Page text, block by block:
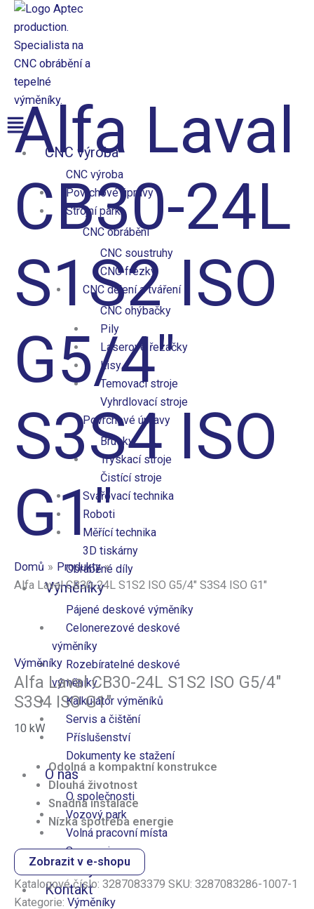
Přeskočit
obsah
Aptec production
Nabídka
CNC výroba
CNC výroba
Povrchové úpravy
Strojní park
CNC obrábění
CNC soustruhy
CNC frézky
CNC dělení a tváření
CNC ohýbačky
Pily
Laserové řezačky
Lisy
Temovací stroje
Vyhrdlovací stroje
Povrchové úpravy
Brusky
Tryskací stroje
Čistící stroje
Svařovací technika
Roboti
Měřící technika
3D tiskárny
Obráběné díly
Výměníky
Pájené deskové výměníky
Celonerezové deskové​
výměníky
Rozebíratelné deskové
výměníky
Kalkulátor výměníků
Servis a čištění
Příslušenství
Dokumenty ke stažení
O nás
O společnosti
Vozový park
Volná pracovní místa
Sponzoring
Novinky
Kontakt
Alfa Laval
CB30-24L
S1S2 ISO
G5/4″
S3S4 ISO
G1″
Domů
Produkty
Alfa Laval CB30-24L S1S2 ISO G5/4″ S3S4 ISO G1″
Výměníky
Alfa Laval CB30-24L S1S2 ISO G5/4″
S3S4 ISO G1″
10 kW
Odolná a kompaktní konstrukce
Dlouhá životnost
Snadná instalace
Nízká spotřeba energie
Zobrazit v e-shopu
Katalogové číslo: 3287083379 SKU: 3287083286-1007-1
Kategorie: Výměníky